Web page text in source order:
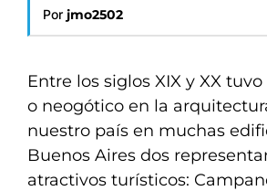
Por jmo2502
Entre los siglos XIX y XX
o neogótico en la
nuestro país en muchas
Buenos Aires dos
atractivos turísticos: